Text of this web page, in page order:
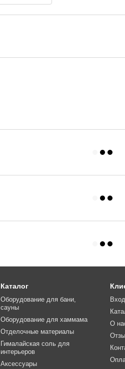
Каталог
Оборудование для бани,
сауны
Оборудование для хаммама
Отделочные материалы
Гималайская соль для
интерьеров
Аксессуары
О